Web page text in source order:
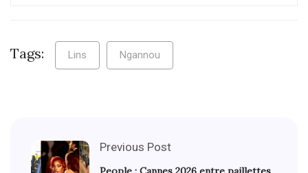
Tags: Lins Ngannou
Previous Post